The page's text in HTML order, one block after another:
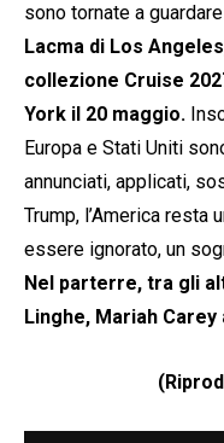
sono tornate a guardare
Lacma di Los
collezione Cruise
York il 20 maggio.
Europa e Stati Uniti
annunciati, applicati,
Trump, l’America resta
essere ignorato, un
Nel parterre, tra gli
Linghe, Mariah Carey